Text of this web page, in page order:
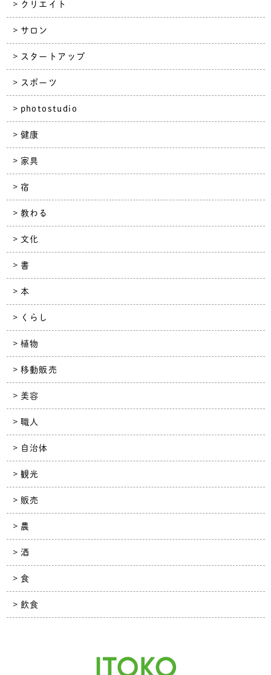
クリエイト
サロン
スタートアップ
スポーツ
photostudio
健康
家具
宿
教わる
文化
書
本
くらし
植物
移動販売
美容
職人
自治体
観光
販売
農
酒
食
飲食